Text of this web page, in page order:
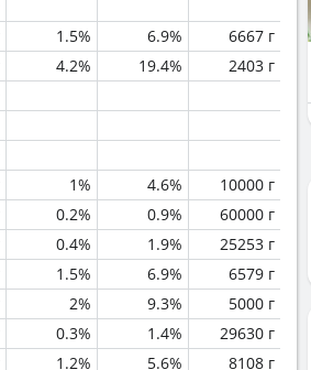
1.5% 6.9%
6667 г
4.2% 19.4%
2403 г
1% 4.6%
10000 г
0.2% 0.9%
60000 г
0.4% 1.9%
25253 г
1.5% 6.9%
6579 г
2% 9.3%
5000 г
0.3% 1.4%
29630 г
1.2% 5.6%
8108 г